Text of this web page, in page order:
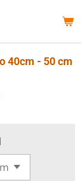
40cm - 50 cm